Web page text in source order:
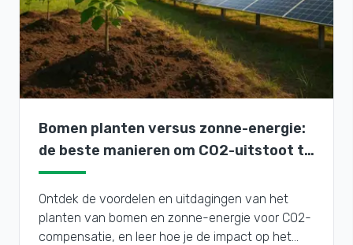
Bomen planten versus zonne-energie:
de beste manieren om CO2-uitstoot te
compenseren
Ontdek de voordelen en uitdagingen van het
planten van bomen en zonne-energie voor CO2-
compensatie, en leer hoe je de impact op het